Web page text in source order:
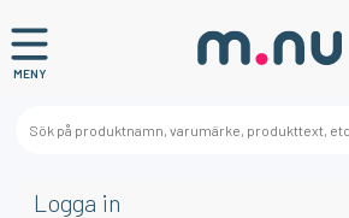
MENY
Logga in